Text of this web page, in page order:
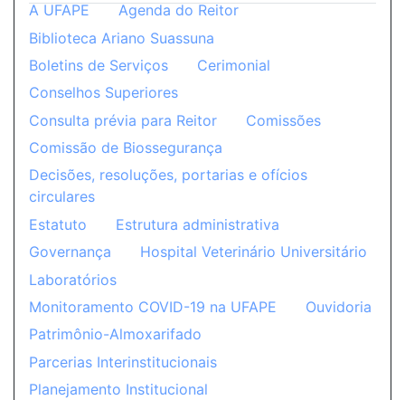
A UFAPE
Agenda do Reitor
Biblioteca Ariano Suassuna
Boletins de Serviços
Cerimonial
Conselhos Superiores
Consulta prévia para Reitor
Comissões
Comissão de Biossegurança
Decisões, resoluções, portarias e ofícios
circulares
Estatuto
Estrutura administrativa
Governança
Hospital Veterinário Universitário
Laboratórios
Monitoramento COVID-19 na UFAPE
Ouvidoria
Patrimônio-Almoxarifado
Parcerias Interinstitucionais
Planejamento Institucional